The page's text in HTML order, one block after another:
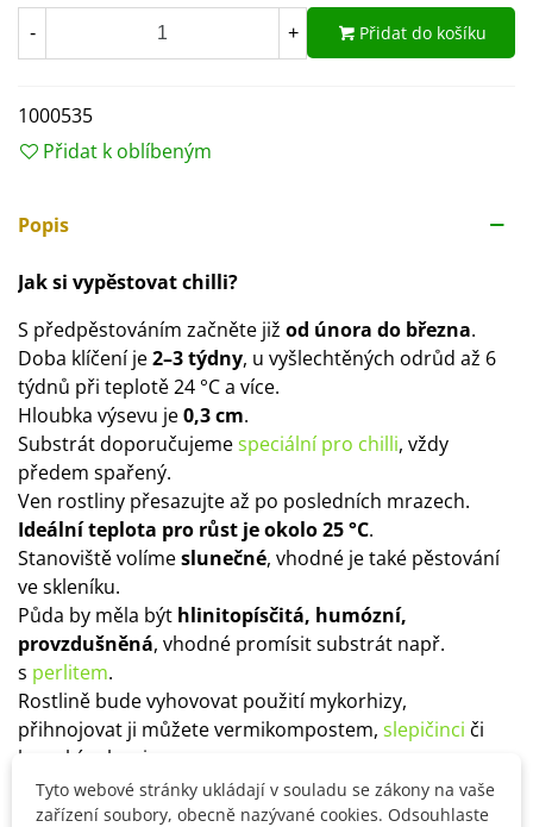
- + Přidat do košíku
1000535
Přidat k oblíbeným
Popis
Jak si vypěstovat chilli?
S předpěstováním začněte již od února do března.
Doba klíčení je2–3 týdny, u vyšlechtěných odrůd až 6
týdnů při teplotě 24 °C a více.
Hloubka výsevu je0,3 cm.
Substrát doporučujemespeciální pro chilli, vždy
předem spařený.
Ven rostliny přesazujte až po posledních mrazech.
Ideální teplota pro růst je okolo 25 °C.
Stanoviště volímeslunečné, vhodné je také pěstování
ve skleníku.
Půda by měla být hlinitopísčitá, humózní,
provzdušněná, vhodné promísit substrát např.
s perlitem.
Rostlině bude vyhovovat použití mykorhizy,
přihnojovat ji můžete vermikompostem, slepičinci či
kravským hnojem.
Tyto webové stránky ukládají v souladu se zákony na vaše
zařízení soubory, obecně nazývané cookies. Odsouhlaste